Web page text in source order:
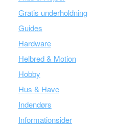
Gratis underholdning
Guides
Hardware
Helbred & Motion
Hobby
Hus & Have
Indendørs
Informationsider